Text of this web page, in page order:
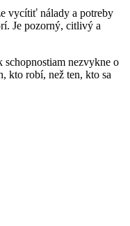
vycítiť nálady a potreby
Je pozorný, citlivý a
schopnostiam nezvykne o
kto robí, než ten, kto sa